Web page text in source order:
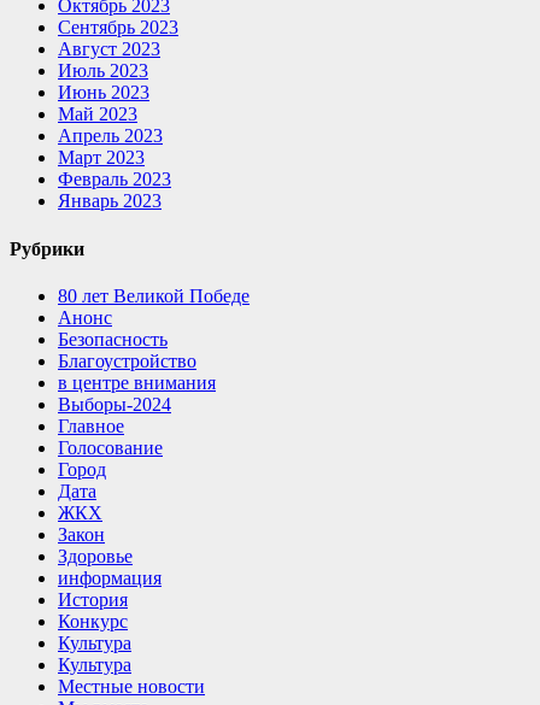
Октябрь 2023
Сентябрь 2023
Август 2023
Июль 2023
Июнь 2023
Май 2023
Апрель 2023
Март 2023
Февраль 2023
Январь 2023
Рубрики
80 лет Великой Победе
Анонс
Безопасность
Благоустройство
в центре внимания
Выборы-2024
Главное
Голосование
Город
Дата
ЖКХ
Закон
Здоровье
информация
История
Конкурс
Культура
Культура
Местные новости